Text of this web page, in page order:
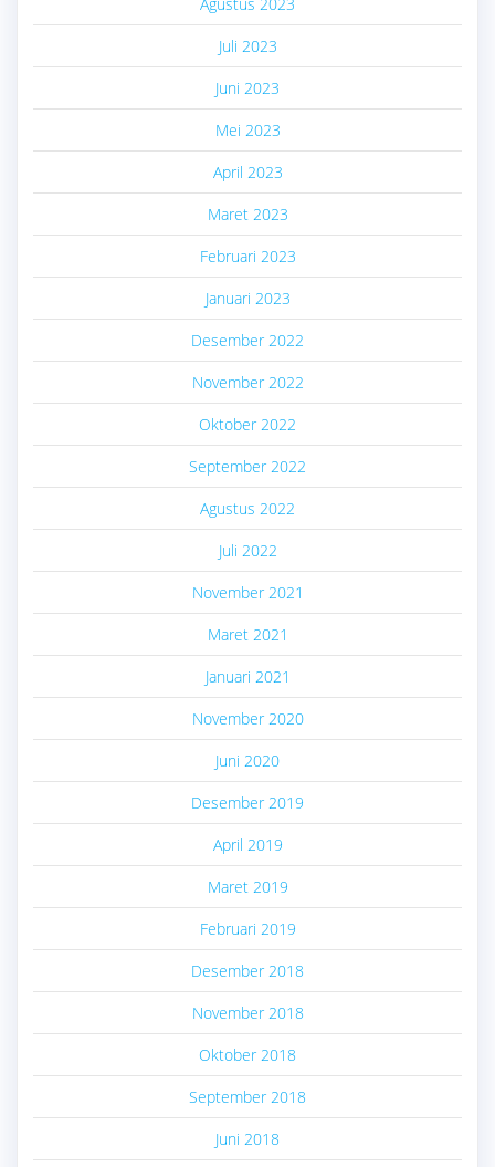
Agustus 2023
Juli 2023
Juni 2023
Mei 2023
April 2023
Maret 2023
Februari 2023
Januari 2023
Desember 2022
November 2022
Oktober 2022
September 2022
Agustus 2022
Juli 2022
November 2021
Maret 2021
Januari 2021
November 2020
Juni 2020
Desember 2019
April 2019
Maret 2019
Februari 2019
Desember 2018
November 2018
Oktober 2018
September 2018
Juni 2018